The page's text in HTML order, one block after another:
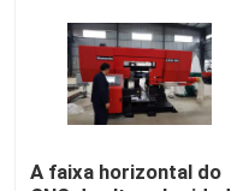
Peça umas citações
A circular do CNC viu
Serras de faixa do CNC
A faixa horizontal do